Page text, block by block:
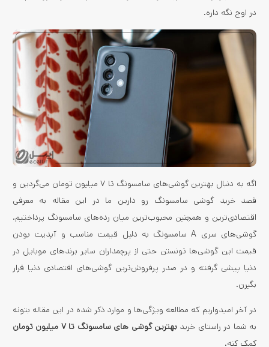
در اوج نگه داره.
اگه به دنبال بهترین گوشی‌های سامسونگ تا ۷ میلیون تومان می‌گردین و
قصد خرید گوشی سامسونگ رو دارین ما در این مقاله به معرفی
اقتصادی‌ترین و همچنین محبوب‌ترین میان رده‌های سامسونگ پرداختیم.
گوشی‌های سری A سامسونگ به دلیل قیمت مناسب و آپدیت بودن
قیمت این گوشی‌ها تونستن حتی از پرچمداران سایر برندهای موبایل در
دنیا پیشی گرفته و در صدر پرفروش‌ترین گوشی‌های اقتصادی دنیا قرار
بگیرن.
در آخر امیدواریم که مطالعه ویژگی‌ها و موارد ذکر شده در این مقاله بتونه
به شما در راستای خریدبهترین گوشی های سامسونگ تا ۷ میلیون تومان
کمک کنه.